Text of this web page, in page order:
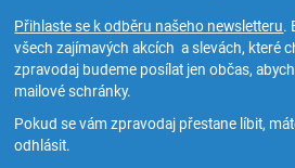
Přihlaste se k odběru našeho newsletteru.
všech zajímavých akcích a slevách, které
zpravodaj budeme posílat jen občas,
mailové schránky.
Pokud se vám zpravodaj přestane líbit,
odhlásit.